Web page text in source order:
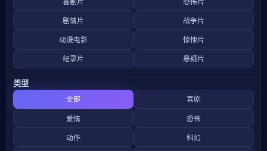
剧情片 战争片
动漫电影 惊悚片
纪录片 悬疑片
类型
全部 喜剧
爱情 恐怖
动作 科幻